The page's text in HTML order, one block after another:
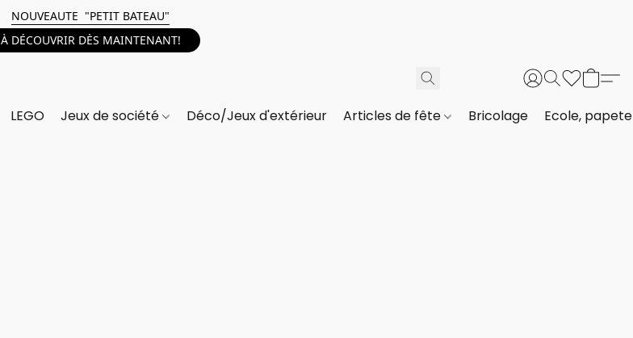
NOUVEAUTE "PETIT BATEAU"
À DÉCOUVRIR DÈS MAINTENANT!
LEGO Jeux de société Déco/Jeux d'extérieur Articles de fête Bricolage Ecole,